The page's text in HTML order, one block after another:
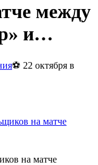
между
и…
⚽ 22 октября в
на матче